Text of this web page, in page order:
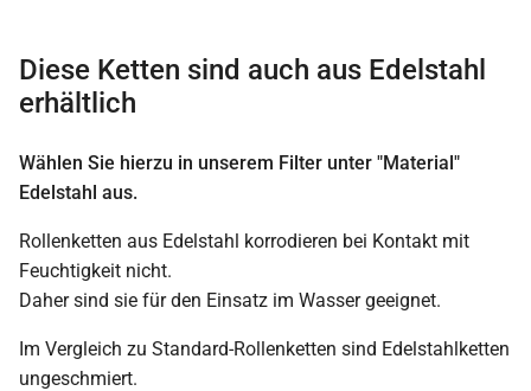
Diese Ketten sind auch aus Edelstahl
erhältlich
Wählen Sie hierzu in unserem Filter unter "Material"
Edelstahl aus.
Rollenketten aus Edelstahl korrodieren bei Kontakt mit
Feuchtigkeit nicht.
Daher sind sie für den Einsatz im Wasser geeignet.
Im Vergleich zu Standard-Rollenketten sind Edelstahlketten
ungeschmiert.